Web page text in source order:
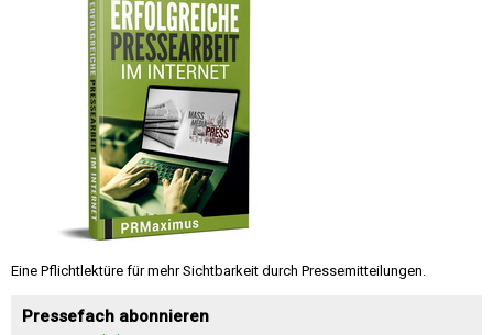
Eine Pflichtlektüre für mehr Sichtbarkeit durch Pressemitteilungen.
Pressefach abonnieren